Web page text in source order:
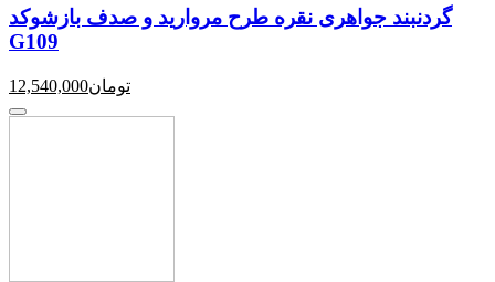
گردنبند جواهری نقره طرح مروارید و صدف بازشوکد
G109
12,540,000تومان